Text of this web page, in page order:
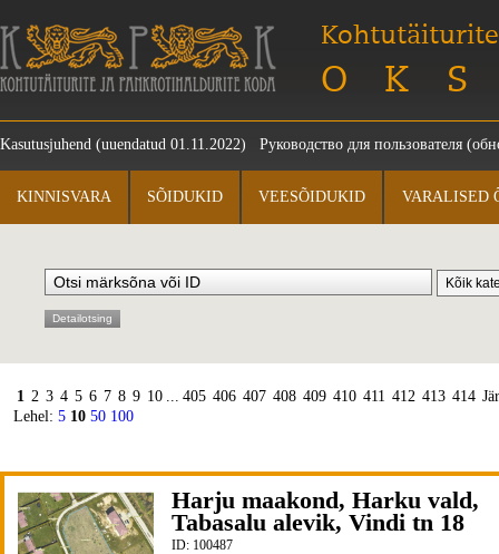
Kasutusjuhend (uuendatud 01.11.2022) Руководство для пользователя
KINNISVARA SÕIDUKID VEESÕIDUKID VARALISED
Detailotsing
1 2 3 4 5 6 7 8 9 10 ... 405 406 407 408 409 410 411 412 413 414
Lehel: 5 10 50 100
Harju maakond, Harku vald,
Tabasalu alevik, Vindi tn 18
ID: 100487